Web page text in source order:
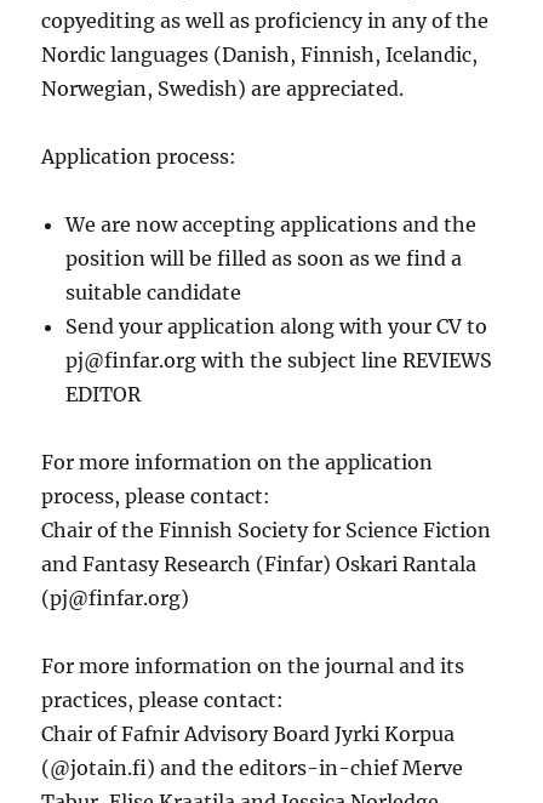
copyediting as well as proficiency in any of the
Nordic languages (Danish, Finnish, Icelandic,
Norwegian, Swedish) are appreciated.
Application process:
We are now accepting applications and the
position will be filled as soon as we find a
suitable candidate
Send your application along with your CV to
pj@finfar.org with the subject line REVIEWS
EDITOR
For more information on the application
process, please contact:
Chair of the Finnish Society for Science Fiction
and Fantasy Research (Finfar) Oskari Rantala
(pj@finfar.org)
For more information on the journal and its
practices, please contact:
Chair of Fafnir Advisory Board Jyrki Korpua
(@jotain.fi) and the editors-in-chief Merve